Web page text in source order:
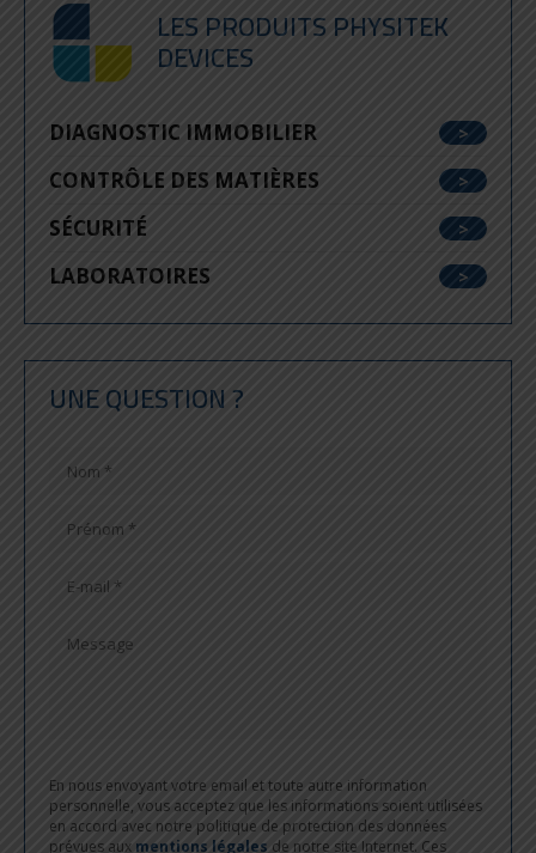
LES PRODUITS PHYSITEK
DEVICES
DIAGNOSTIC IMMOBILIER
CONTRÔLE DES MATIÈRES
SÉCURITÉ
LABORATOIRES
UNE QUESTION ?
En nous envoyant votre email et toute autre information
personnelle, vous acceptez que les informations soient utilisées
en accord avec notre politique de protection des données
prévues aux mentions légales de notre site Internet. Ces